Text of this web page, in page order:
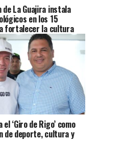
de La Guajira instala
en los 15
fortalecer la cultura
‘Giro de Rigo’ como
de deporte, cultura y